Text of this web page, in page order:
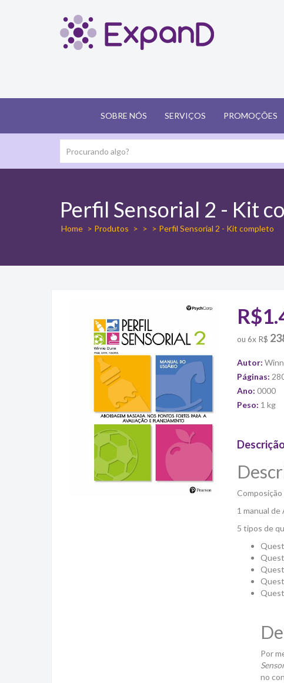
SOBRE NÓS SERVIÇOS PROMOÇÕES
Perfil Sensorial 2 - Kit
Home > Produtos > > > Perfil Sensorial 2 - Kit completo
ou 6x R$
Autor:
Páginas:
Ano: 0000
Peso: 1 kg
1 manual
5 tipos de
Por
no